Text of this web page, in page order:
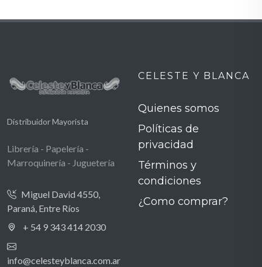
Distribuidor Mayorista
Librería - Papelería -
Marroquinería - Juguetería
Miguel David 4550,
Paraná, Entre Ríos
+ 54 9 343 414 2030
info@celesteyblanca.com.ar
CELESTE Y BLANCA
Quienes somos
Políticas de
privacidad
Términos y
condiciones
¿Como comprar?